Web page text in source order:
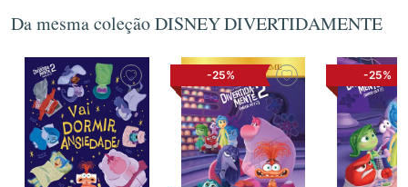
Da mesma coleção DISNEY DIVERTIDAMENTE
-25% -25%